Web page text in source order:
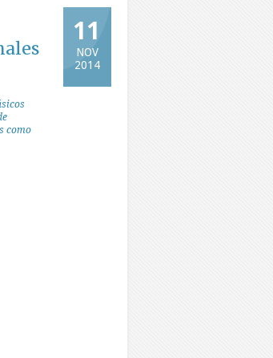
11
NOV
2014
como